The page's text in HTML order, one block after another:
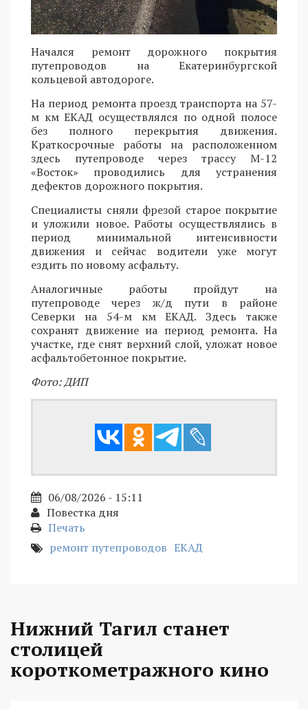
Начался ремонт дорожного покрытия
путепроводов на Екатеринбургской
кольцевой автодороге.
На период ремонта проезд транспорта на 57-
м км ЕКАД осуществлялся по одной полосе
без полного перекрытия движения.
Краткосрочные работы на расположенном
здесь путепроводе через трассу М-12
«Восток» проводились для устранения
дефектов дорожного покрытия.
Специалисты сняли фрезой старое покрытие
и уложили новое. Работы осуществлялись в
период минимальной интенсивности
движения и сейчас водители уже могут
ездить по новому асфальту.
Аналогичные работы пройдут на
путепроводе через ж/д пути в районе
Северки на 54-м км ЕКАД. Здесь также
сохранят движение на период ремонта. На
участке, где снят верхний слой, уложат новое
асфальтобетонное покрытие.
Фото: ДИП
06/08/2026 - 15:11
Повестка дня
Печать
ремонт путепроводов ЕКАД
Нижний Тагил станет
столицей
короткометражного кино